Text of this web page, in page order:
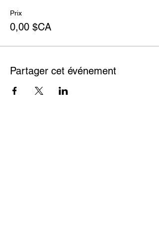
Prix
0,00 $CA
Partager cet événement